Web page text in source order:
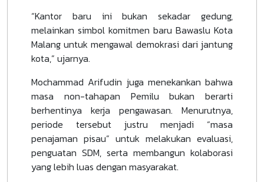
“Kantor baru ini bukan sekadar gedung,
melainkan simbol komitmen baru Bawaslu Kota
Malang untuk mengawal demokrasi dari jantung
kota,” ujarnya.
Mochammad Arifudin juga menekankan bahwa
masa non-tahapan Pemilu bukan berarti
berhentinya kerja pengawasan. Menurutnya,
periode tersebut justru menjadi “masa
penajaman pisau” untuk melakukan evaluasi,
penguatan SDM, serta membangun kolaborasi
yang lebih luas dengan masyarakat.